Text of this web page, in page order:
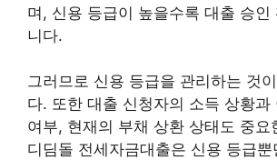
며, 신용 등급이 높을수록 대출 승인
니다.
그러므로 신용 등급을 관리하는 것
다. 또한 대출 신청자의 소득 상황과
여부, 현재의 부채 상환 상태도 중요
디딤돌 전세자금대출은 신용 등급